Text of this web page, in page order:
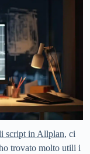
script in Allplan, ci
trovato molto utili i